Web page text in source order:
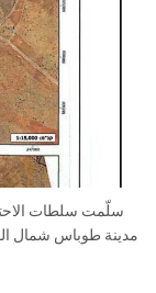
مدينة طوباس شمال